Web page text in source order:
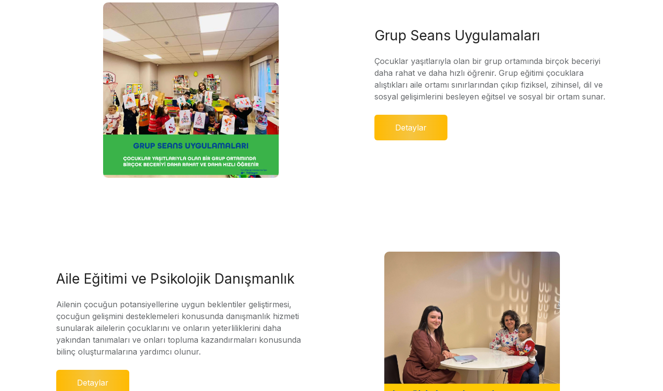
Grup Seans Uygulamaları
Çocuklar yaşıtlarıyla olan bir grup ortamında birçok beceriyi
daha rahat ve daha hızlı öğrenir. Grup eğitimi çocuklara
alıştıkları aile ortamı sınırlarından çıkıp fiziksel, zihinsel, dil ve
sosyal gelişimlerini besleyen eğitsel ve sosyal bir ortam sunar.
Detaylar
Aile Eğitimi ve Psikolojik Danışmanlık
Ailenin çocuğun potansiyellerine uygun beklentiler geliştirmesi,
çocuğun gelişmini desteklemeleri konusunda danışmanlık hizmeti
sunularak ailelerin çocuklarını ve onların yeterliliklerini daha
yakından tanımaları ve onları topluma kazandırmaları konusunda
bilinç oluşturmalarına yardımcı olunur.
Detaylar